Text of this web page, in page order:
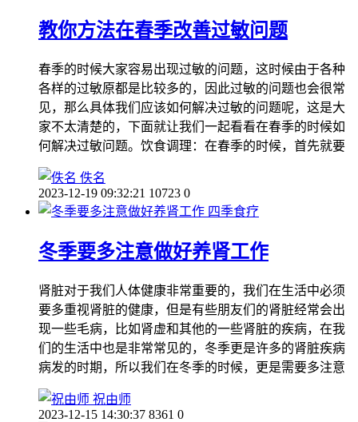
教你方法在春季改善过敏问题
春季的时候大家容易出现过敏的问题，这时候由于各种
各样的过敏原都是比较多的，因此过敏的问题也会很常
见，那么具体我们应该如何解决过敏的问题呢，这是大
家不太清楚的，下面就让我们一起看看在春季的时候如
何解决过敏问题。饮食调理：在春季的时候，首先就要
佚名
2023-12-19 09:32:21 10723 0
四季食疗
冬季要多注意做好养肾工作
肾脏对于我们人体健康非常重要的，我们在生活中必须
要多重视肾脏的健康，但是有些朋友们的肾脏经常会出
现一些毛病，比如肾虚和其他的一些肾脏的疾病，在我
们的生活中也是非常常见的，冬季更是许多的肾脏疾病
病发的时期，所以我们在冬季的时候，更是需要多注意
祝由师
2023-12-15 14:30:37 8361 0